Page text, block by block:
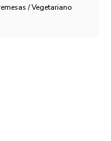
/ Vegetariano